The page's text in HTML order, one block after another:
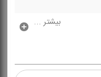
بیشتر ...